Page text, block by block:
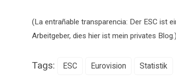
(La entrañable transparencia: Der ESC ist
Arbeitgeber, dies hier ist mein privates Blog.)
Tags: ESC Eurovision Statistik